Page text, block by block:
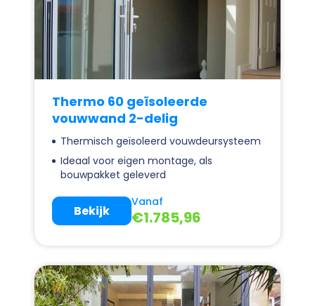
Thermo 60 geïsoleerde
vouwwand 2-delig
Thermisch geïsoleerd vouwdeursysteem
Ideaal voor eigen montage, als
bouwpakket geleverd
Vanaf
€1.785,96
Bekijk